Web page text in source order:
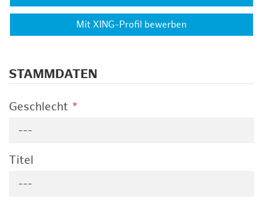
Mit XING-Profil bewerben
STAMMDATEN
Geschlecht *
---
Titel
---